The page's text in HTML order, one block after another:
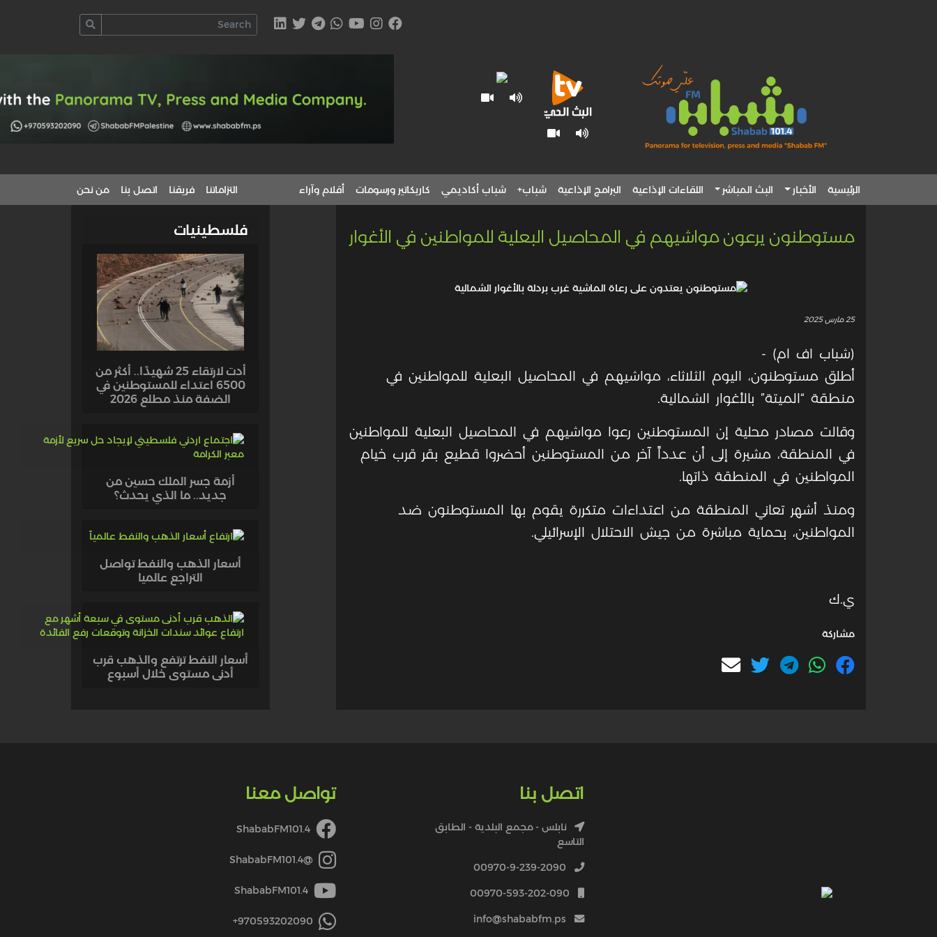
الرئيسية الأخبار البث المباشر اللقاءات الإذاعية البرامج الإذاعية شباب+ شباب أكاديمي كاريكاتير ورسومات أقلام وآراء التزاماتنا فريقنا اتصل بنا من نحن
مستوطنون يرعون مواشيهم في المحاصيل البعلية للمواطنين في الأغوار
25 مارس 2025
(شباب اف ام) -
أطلق مستوطنون، اليوم الثلاثاء، مواشيهم في المحاصيل البعلية للمواطنين في
منطقة “الميتة” بالأغوار الشمالية.
وقالت مصادر محلية إن المستوطنين رعوا مواشيهم في المحاصيل البعلية للمواطنين
في المنطقة، مشيرة إلى أن عدداً آخر من المستوطنين أحضروا قطيع بقر قرب خيام
المواطنين في المنطقة ذاتها.
ومنذ أشهر تعاني المنطقة من اعتداءات متكررة يقوم بها المستوطنون ضد
المواطنين، بحماية مباشرة من جيش الاحتلال الإسرائيلي.
ي.ك
مشاركة
فلسطينيات
أدت لارتقاء 25 شهيدًا.. أكثر من
6500 اعتداء للمستوطنين في
الضفة منذ مطلع 2026
أزمة جسر الملك حسين من
جديد.. ما الذي يحدث؟
أسعار الذهب والنفط تواصل
التراجع عالميا
أسعار النفط ترتفع والذهب قرب
أدنى مستوى خلال أسبوع
اتصل بنا
نابلس - مجمع البلدية - الطابق
التاسع
00970-9-239-2090
00970-593-202-090
info@shababfm.ps
تواصل معنا
ShababFM101.4
@ShababFM101.4
ShababFM101.4
970593202090+